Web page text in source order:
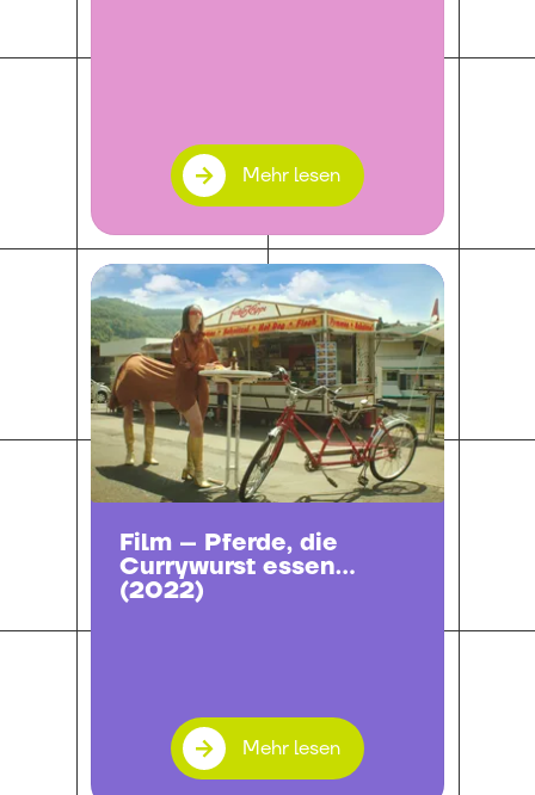
Mehr lesen
Film – Pferde, die
Currywurst essen
(2022)
Mehr lesen